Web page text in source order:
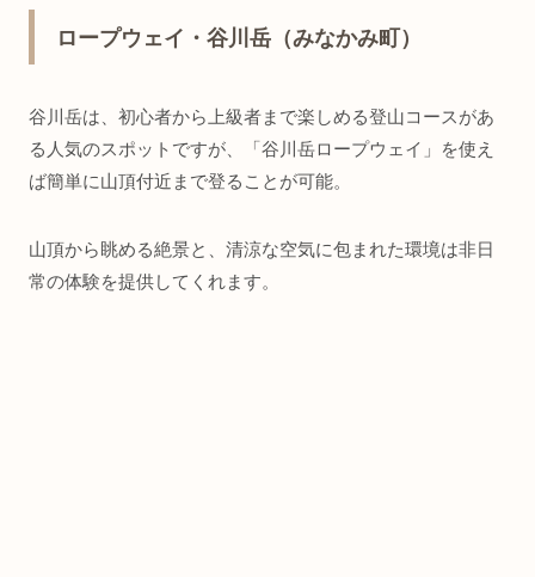
ロープウェイ・谷川岳（みなかみ町）
谷川岳は、初心者から上級者まで楽しめる登山コースがあ
る人気のスポットですが、「谷川岳ロープウェイ」を使え
ば簡単に山頂付近まで登ることが可能。
山頂から眺める絶景と、清涼な空気に包まれた環境は非日
常の体験を提供してくれます。